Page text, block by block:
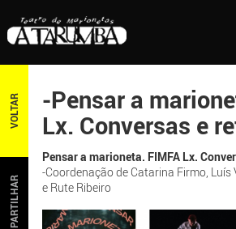
VOLTAR
PARTILHAR
-Pensar a
Lx. Conversas e
Pensar a marioneta. FIMFA Lx.
-Coordenação de Catarina Firmo, Luís
e Rute Ribeiro